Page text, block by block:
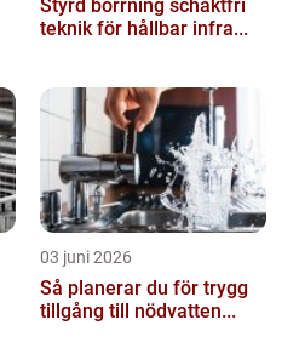
Styrd borrning schaktfri
teknik för hållbar infra...
03 juni 2026
Så planerar du för trygg
tillgång till nödvatten...